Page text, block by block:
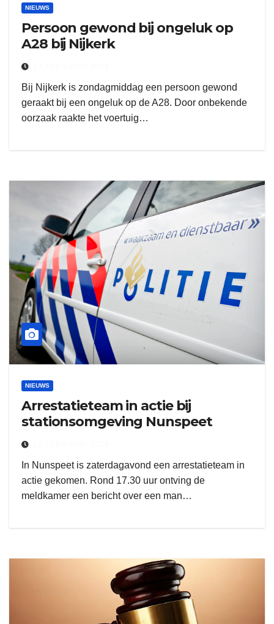
NIEUWS
Persoon gewond bij ongeluk op
A28 bij Nijkerk
Bij Nijkerk is zondagmiddag een persoon gewond
geraakt bij een ongeluk op de A28. Door onbekende
oorzaak raakte het voertuig…
NIEUWS
Arrestatieteam in actie bij
stationsomgeving Nunspeet
In Nunspeet is zaterdagavond een arrestatieteam in
actie gekomen. Rond 17.30 uur ontving de
meldkamer een bericht over een man…